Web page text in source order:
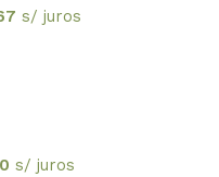
s/ juros
s/ juros